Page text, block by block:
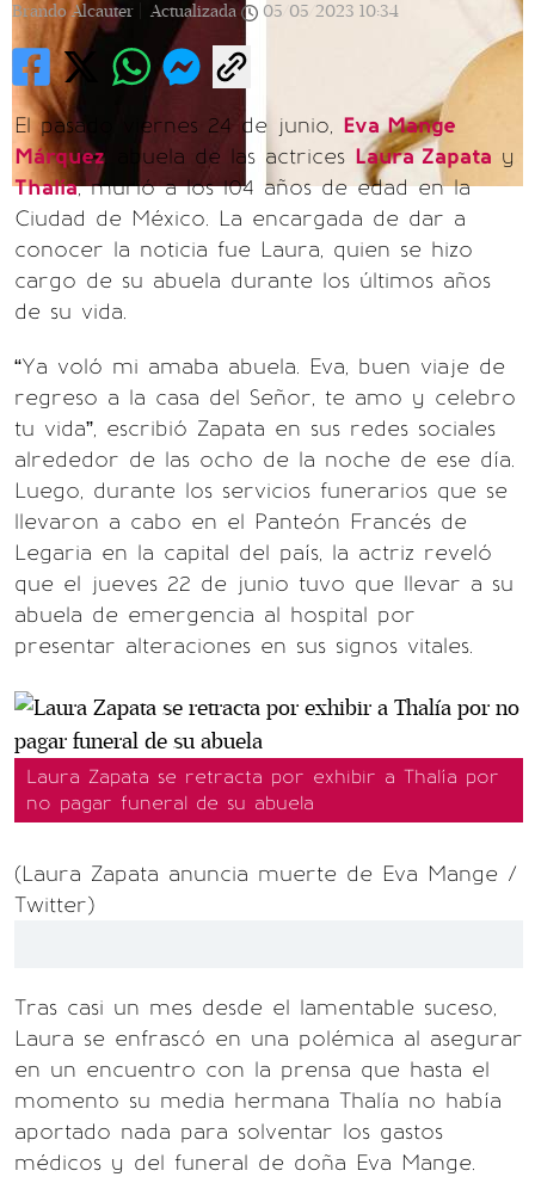
Brando Alcauter |
Actualizada 05/05/2023 10:34
El pasado viernes 24 de junio, Eva Mange
Márquez, abuela de las actrices Laura Zapata y
Thalía, murió a los 104 años de edad en la
Ciudad de México. La encargada de dar a
conocer la noticia fue Laura, quien se hizo
cargo de su abuela durante los últimos años
de su vida.
“Ya voló mi amaba abuela. Eva, buen viaje de
regreso a la casa del Señor, te amo y celebro
tu vida”, escribió Zapata en sus redes sociales
alrededor de las ocho de la noche de ese día.
Luego, durante los servicios funerarios que se
llevaron a cabo en el Panteón Francés de
Legaria en la capital del país, la actriz reveló
que el jueves 22 de junio tuvo que llevar a su
abuela de emergencia al hospital por
presentar alteraciones en sus signos vitales.
Laura Zapata se retracta por exhibir a Thalía por
no pagar funeral de su abuela
(Laura Zapata anuncia muerte de Eva Mange /
Twitter)
Tras casi un mes desde el lamentable suceso,
Laura se enfrascó en una polémica al asegurar
en un encuentro con la prensa que hasta el
momento su media hermana Thalía no había
aportado nada para solventar los gastos
médicos y del funeral de doña Eva Mange.